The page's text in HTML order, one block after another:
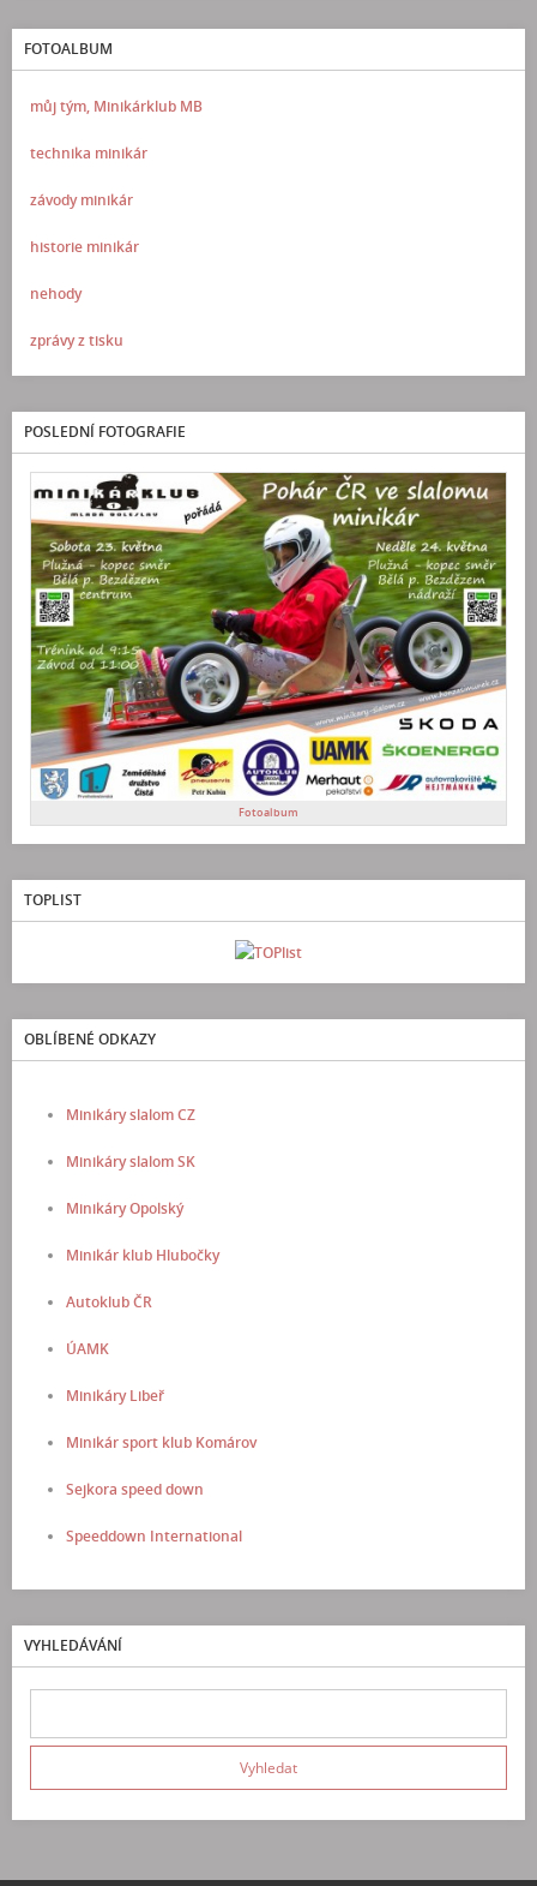
FOTOALBUM
můj tým, Minikárklub MB
technika minikár
závody minikár
historie minikár
nehody
zprávy z tisku
POSLEDNÍ FOTOGRAFIE
Fotoalbum
TOPLIST
OBLÍBENÉ ODKAZY
Minikáry slalom CZ
Minikáry slalom SK
Minikáry Opolský
Minikár klub Hlubočky
Autoklub ČR
ÚAMK
Minikáry Libeř
Minikár sport klub Komárov
Sejkora speed down
Speeddown International
VYHLEDÁVÁNÍ